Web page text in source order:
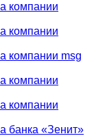
компании
компании
компании msg
компании
компании
банка «Зенит»